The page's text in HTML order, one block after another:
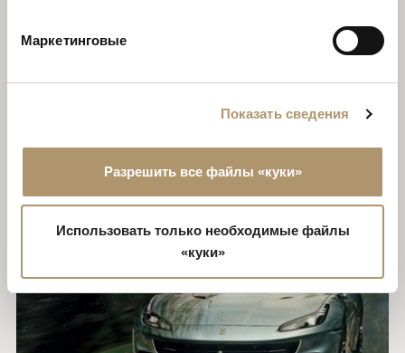
Маркетинговые
Показать сведения
Разрешить все файлы «куки»
Использовать только необходимые файлы
«куки»